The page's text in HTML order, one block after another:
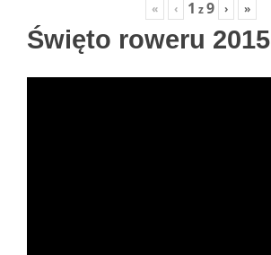
« ‹ 1 z9 › »
Święto roweru 2015